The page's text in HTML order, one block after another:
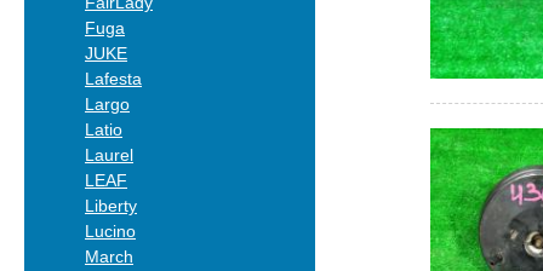
Fuga
JUKE
Lafesta
Largo
Latio
Laurel
LEAF
Liberty
Lucino
March